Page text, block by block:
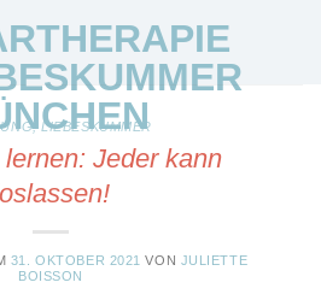
,LIEBESKUMMER
Jeder kann
31. OKTOBER 2021 VON JULIETTE
BOISSON